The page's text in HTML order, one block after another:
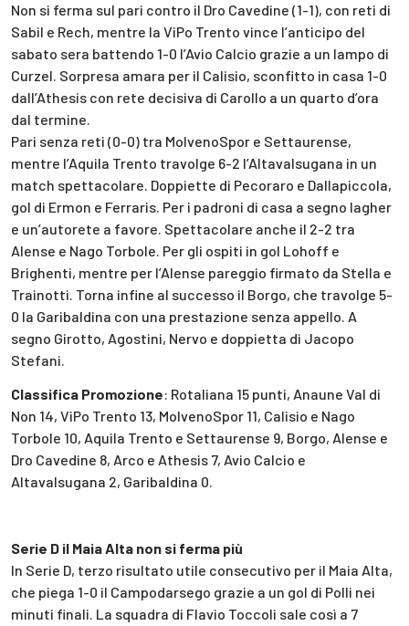
Non si ferma sul pari contro il Dro Cavedine (1-1), con reti di
Sabil e Rech, mentre la ViPo Trento vince l’anticipo del
sabato sera battendo 1-0 l’Avio Calcio grazie a un lampo di
Curzel. Sorpresa amara per il Calisio, sconfitto in casa 1-0
dall’Athesis con rete decisiva di Carollo a un quarto d’ora
dal termine.
Pari senza reti (0-0) tra MolvenoSpor e Settaurense,
mentre l’Aquila Trento travolge 6-2 l’Altavalsugana in un
match spettacolare. Doppiette di Pecoraro e Dallapiccola,
gol di Ermon e Ferraris. Per i padroni di casa a segno Iagher
e un’autorete a favore. Spettacolare anche il 2-2 tra
Alense e Nago Torbole. Per gli ospiti in gol Lohoff e
Brighenti, mentre per l’Alense pareggio firmato da Stella e
Trainotti. Torna infine al successo il Borgo, che travolge 5-
0 la Garibaldina con una prestazione senza appello. A
segno Girotto, Agostini, Nervo e doppietta di Jacopo
Stefani.
Classifica Promozione: Rotaliana 15 punti, Anaune Val di
Non 14, ViPo Trento 13, MolvenoSpor 11, Calisio e Nago
Torbole 10, Aquila Trento e Settaurense 9, Borgo, Alense e
Dro Cavedine 8, Arco e Athesis 7, Avio Calcio e
Altavalsugana 2, Garibaldina 0.
Serie D il Maia Alta non si ferma più
In Serie D, terzo risultato utile consecutivo per il Maia Alta,
che piega 1-0 il Campodarsego grazie a un gol di Polli nei
minuti finali. La squadra di Flavio Toccoli sale così a 7